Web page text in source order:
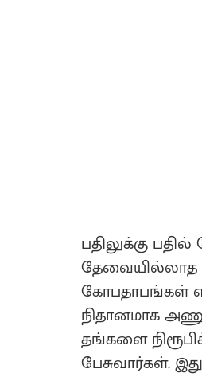
பதிலுக்கு
தேவையில்லாத
கோபதாபங்கள்
நிதானமாக
தங்களை
பேசுவார்கள்.